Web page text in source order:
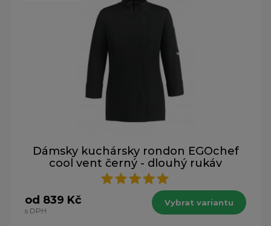
Dámsky kuchársky rondon EGOchef
cool vent černý - dlouhý rukáv
od 839 Kč
s DPH
Vybrat variantu